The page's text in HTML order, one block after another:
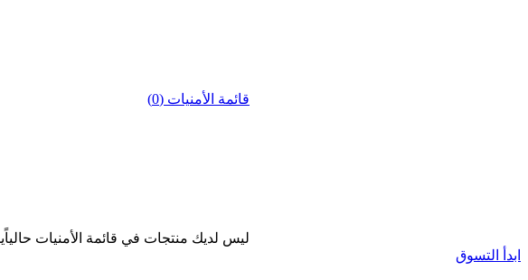
قائمة الأمنيات (0)
ليس لديك منتجات في قائمة الأمنيات حالياً
ابدأ التسوق